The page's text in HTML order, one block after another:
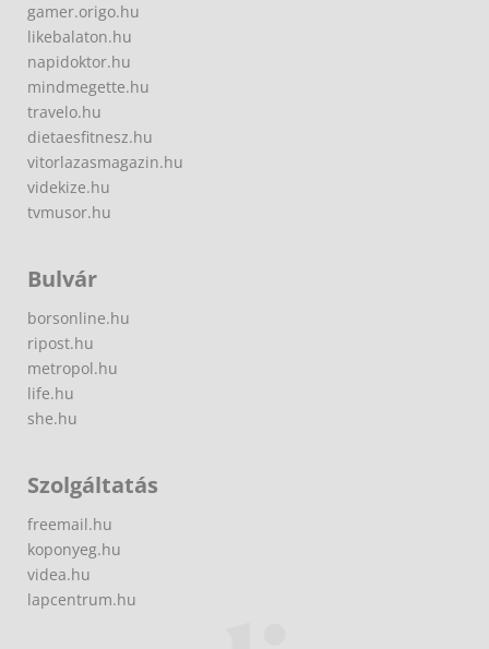
gamer.origo.hu
likebalaton.hu
napidoktor.hu
mindmegette.hu
travelo.hu
dietaesfitnesz.hu
vitorlazasmagazin.hu
videkize.hu
tvmusor.hu
Bulvár
borsonline.hu
ripost.hu
metropol.hu
life.hu
she.hu
Szolgáltatás
freemail.hu
koponyeg.hu
videa.hu
lapcentrum.hu